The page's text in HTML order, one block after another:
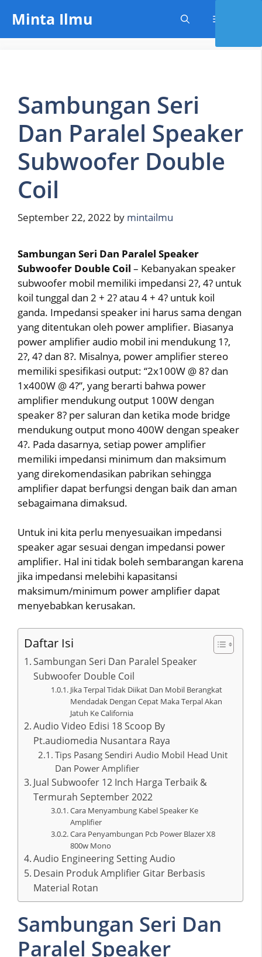
content
Minta Ilmu
Sambungan Seri
Dan Paralel Speaker
Subwoofer Double
Coil
September 22, 2022 by mintailmu
Sambungan Seri Dan Paralel Speaker
Subwoofer Double Coil – Kebanyakan speaker
subwoofer mobil memiliki impedansi 2?, 4? untuk
koil tunggal dan 2 + 2? atau 4 + 4? untuk koil
ganda. Impedansi speaker ini harus sama dengan
yang ditentukan oleh power amplifier. Biasanya
power amplifier audio mobil ini mendukung 1?,
2?, 4? dan 8?. Misalnya, power amplifier stereo
memiliki spesifikasi output: “2x100W @ 8? dan
1x400W @ 4?”, yang berarti bahwa power
amplifier mendukung output 100W dengan
speaker 8? per saluran dan ketika mode bridge
mendukung output mono 400W dengan speaker
4?. Pada dasarnya, setiap power amplifier
memiliki impedansi minimum dan maksimum
yang direkomendasikan pabrikan sehingga
amplifier dapat berfungsi dengan baik dan aman
sebagaimana dimaksud.
Untuk ini kita perlu menyesuaikan impedansi
speaker agar sesuai dengan impedansi power
amplifier. Hal ini tidak boleh sembarangan karena
jika impedansi melebihi kapasitansi
maksimum/minimum power amplifier dapat
menyebabkan kerusakan.
Daftar Isi
Sambungan Seri Dan Paralel Speaker
Subwoofer Double Coil
Jika Terpal Tidak Diikat Dan Mobil Berangkat
Mendadak Dengan Cepat Maka Terpal Akan
Jatuh Ke California
Audio Video Edisi 18 Scoop By
Pt.audiomedia Nusantara Raya
Tips Pasang Sendiri Audio Mobil Head Unit
Dan Power Amplifier
Jual Subwoofer 12 Inch Harga Terbaik &
Termurah September 2022
Cara Menyambung Kabel Speaker Ke
Amplifier
Cara Penyambungan Pcb Power Blazer X8
800w Mono
Audio Engineering Setting Audio
Desain Produk Amplifier Gitar Berbasis
Material Rotan
Sambungan Seri Dan
Paralel Speaker